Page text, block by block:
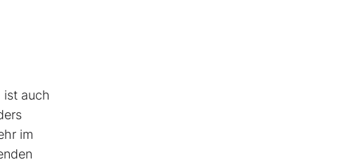
ist auch
im